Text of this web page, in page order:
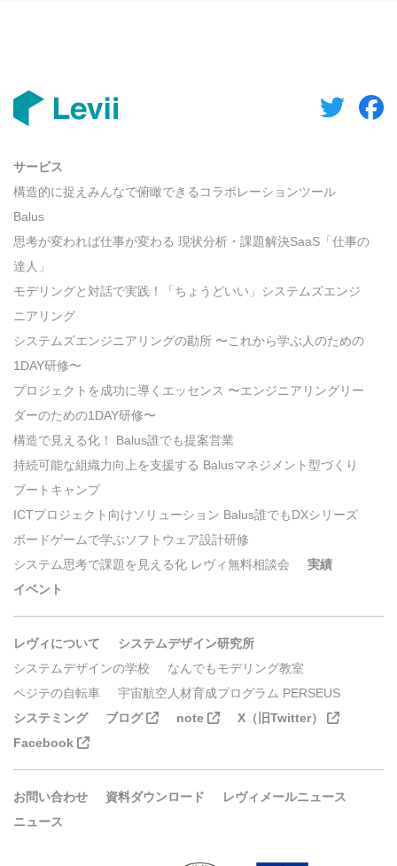
サービス
構造的に捉えみんなで俯瞰できるコラボレーションツール
Balus
思考が変われば仕事が変わる 現状分析・課題解決SaaS「仕事の
達人」
モデリングと対話で実践！「ちょうどいい」システムズエンジ
ニアリング
システムズエンジニアリングの勘所 〜これから学ぶ人のための
1DAY研修〜
プロジェクトを成功に導くエッセンス 〜エンジニアリングリー
ダーのための1DAY研修〜
構造で見える化！ Balus誰でも提案営業
持続可能な組織力向上を支援する Balusマネジメント型づくり
ブートキャンプ
ICTプロジェクト向けソリューション Balus誰でもDXシリーズ
ボードゲームで学ぶソフトウェア設計研修
システム思考で課題を見える化 レヴィ無料相談会
実績
イベント
レヴィについて
システムデザイン研究所
システムデザインの学校
なんでもモデリング教室
ペジテの自転車
宇宙航空人材育成プログラム PERSEUS
システミング
ブログ note
X（旧Twitter）
Facebook
お問い合わせ 資料ダウンロード
レヴィメールニュース
ニュース